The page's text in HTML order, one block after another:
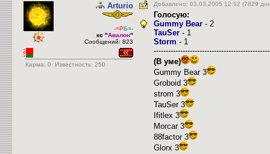
Arturio
-=РБ=-
кс "Авалон"
Сообщений: 823
Карма: 0 Известность: 250
Добавлено: 03.03.2005 12:52 (7829
Голосую:
Gummy Bear - 2
TauSer - 1
Storm - 1
(В уме)
Gummy Bear 3
Groboid 3
strom 3
TauSer 3
Ifitlex 3
Morcar 3
88factor 3
Glorx 3